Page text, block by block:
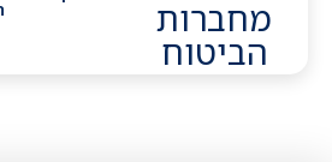
מחברות
הביטוח